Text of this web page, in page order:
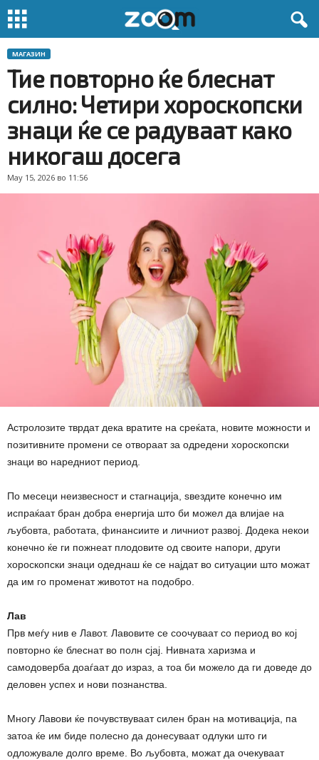
МАГАЗИН
Тие повторно ќе блеснат
силно: Четири хороскопски
знаци ќе се радуваат како
никогаш досега
May 15, 2026 во 11:56
Астролозите тврдат дека вратите на среќата, новите можности и
позитивните промени се отвораат за одредени хороскопски
знаци во наредниот период.
По месеци неизвесност и стагнација, ѕвездите конечно им
испраќаат бран добра енергија што би можел да влијае на
љубовта, работата, финансиите и личниот развој. Додека некои
конечно ќе ги пожнеат плодовите од своите напори, други
хороскопски знаци одеднаш ќе се најдат во ситуации што можат
да им го променат животот на подобро.
Лав
Прв меѓу нив е Лавот. Лавовите се соочуваат со период во кој
повторно ќе блеснат во полн сјај. Нивната харизма и
самодоверба доаѓаат до израз, а тоа би можело да ги доведе до
деловен успех и нови познанства.
Многу Лавови ќе почувствуваат силен бран на мотивација, па
затоа ќе им биде полесно да донесуваат одлуки што ги
одложувале долго време. Во љубовта, можат да очекуваат